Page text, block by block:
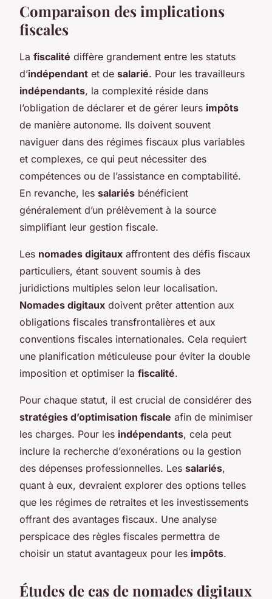
Comparaison des implications
fiscales
La fiscalité diffère grandement entre les statuts
d’indépendant et de salarié. Pour les travailleurs
indépendants, la complexité réside dans
l’obligation de déclarer et de gérer leurs impôts
de manière autonome. Ils doivent souvent
naviguer dans des régimes fiscaux plus variables
et complexes, ce qui peut nécessiter des
compétences ou de l’assistance en comptabilité.
En revanche, les salariés bénéficient
généralement d’un prélèvement à la source
simplifiant leur gestion fiscale.
Les nomades digitaux affrontent des défis fiscaux
particuliers, étant souvent soumis à des
juridictions multiples selon leur localisation.
Nomades digitaux doivent prêter attention aux
obligations fiscales transfrontalières et aux
conventions fiscales internationales. Cela requiert
une planification méticuleuse pour éviter la double
imposition et optimiser la fiscalité.
Pour chaque statut, il est crucial de considérer des
stratégies d’optimisation fiscale afin de minimiser
les charges. Pour les indépendants, cela peut
inclure la recherche d’exonérations ou la gestion
des dépenses professionnelles. Les salariés,
quant à eux, devraient explorer des options telles
que les régimes de retraites et les investissements
offrant des avantages fiscaux. Une analyse
perspicace des règles fiscales permettra de
choisir un statut avantageux pour les impôts.
Études de cas de nomades digitaux